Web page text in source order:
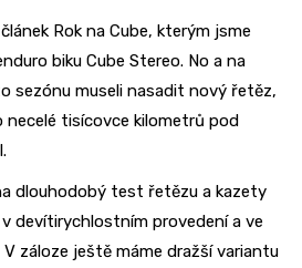
Rok na Cube, kterým jsme
biku Cube Stereo. No a na
sezónu museli nasadit nový řetěz,
tisícovce kilometrů pod
dlouhodobý test řetězu a kazety
devítirychlostním provedení a ve
záloze ještě máme dražší variantu